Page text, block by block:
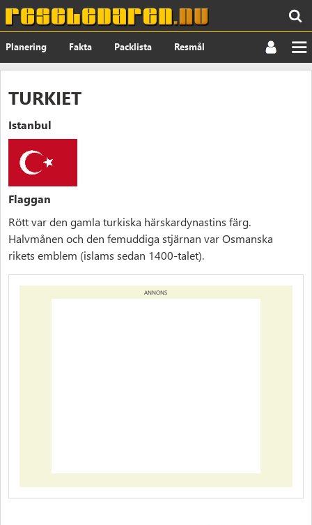
Planering Fakta Packlista Resmål
TURKIET
Istanbul
Flaggan
Rött var den gamla turkiska härskardynastins färg.
Halvmånen och den femuddiga stjärnan var Osmanska
rikets emblem (islams sedan 1400-talet).
ANNONS